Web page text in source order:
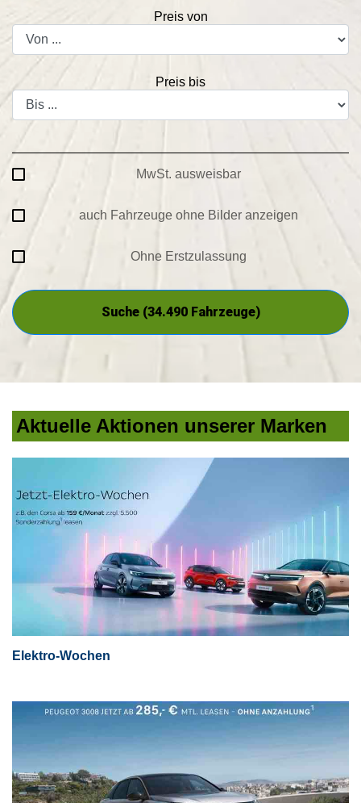
Preis von
Preis bis
MwSt. ausweisbar
auch Fahrzeuge ohne Bilder anzeigen
Ohne Erstzulassung
Suche (34.490Fahrzeuge)
Aktuelle Aktionen unserer Marken
Elektro-Wochen